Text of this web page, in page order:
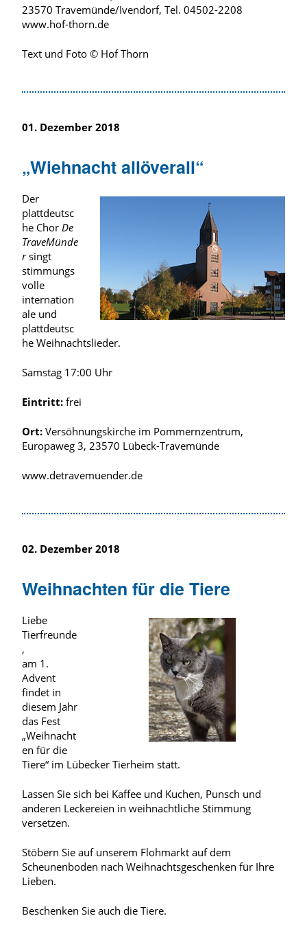
23570 Travemünde/Ivendorf, Tel. 04502-2208
www.hof-thorn.de
Text und Foto © Hof Thorn
01. Dezember 2018
„Wiehnacht allöverall“
Der
plattdeutsc
he Chor De
TraveMünde
rsingt
stimmungs
volle
internation
ale und
plattdeutsc
he Weihnachtslieder.
Samstag 17:00 Uhr
Eintritt: frei
Ort: Versöhnungskirche im Pommernzentrum,
Europaweg 3, 23570 Lübeck-Travemünde
www.detravemuender.de
02. Dezember 2018
Weihnachten für die Tiere
Liebe
Tierfreunde
,
am 1.
Advent
findet in
diesem Jahr
das Fest
„Weihnacht
en für die
Tiere“ im Lübecker Tierheim statt.
Lassen Sie sich bei Kaffee und Kuchen, Punsch und
anderen Leckereien in weihnachtliche Stimmung
versetzen.
Stöbern Sie auf unserem Flohmarkt auf dem
Scheunenboden nach Weihnachtsgeschenken für Ihre
Lieben.
Beschenken Sie auch die Tiere.